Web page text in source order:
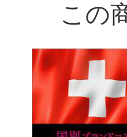
この